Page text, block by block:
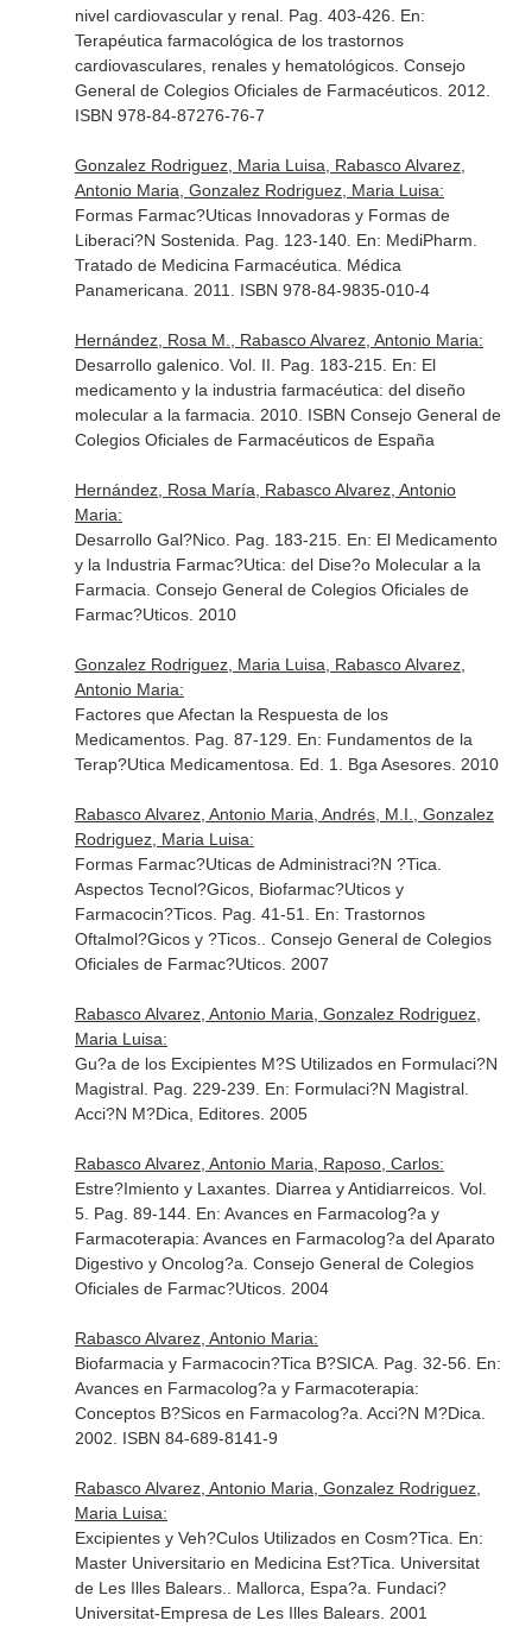
nivel cardiovascular y renal. Pag. 403-426. En:
Terapéutica farmacológica de los trastornos
cardiovasculares, renales y hematológicos. Consejo
General de Colegios Oficiales de Farmacéuticos. 2012.
ISBN 978-84-87276-76-7
Gonzalez Rodriguez, Maria Luisa, Rabasco Alvarez,
Antonio Maria, Gonzalez Rodriguez, Maria Luisa:
Formas Farmac?Uticas Innovadoras y Formas de
Liberaci?N Sostenida. Pag. 123-140. En: MediPharm.
Tratado de Medicina Farmacéutica . Médica
Panamericana. 2011. ISBN 978-84-9835-010-4
Hernández, Rosa M., Rabasco Alvarez, Antonio Maria:
Desarrollo galenico. Vol. II. Pag. 183-215. En: El
medicamento y la industria farmacéutica: del diseño
molecular a la farmacia . 2010. ISBN Consejo General de
Colegios Oficiales de Farmacéuticos de España
Hernández, Rosa María, Rabasco Alvarez, Antonio
Maria:
Desarrollo Gal?Nico. Pag. 183-215. En: El Medicamento
y la Industria Farmac?Utica: del Dise?o Molecular a la
Farmacia . Consejo General de Colegios Oficiales de
Farmac?Uticos. 2010
Gonzalez Rodriguez, Maria Luisa, Rabasco Alvarez,
Antonio Maria:
Factores que Afectan la Respuesta de los
Medicamentos. Pag. 87-129. En: Fundamentos de la
Terap?Utica Medicamentosa . Ed. 1. Bga Asesores. 2010
Rabasco Alvarez, Antonio Maria, Andrés, M.I., Gonzalez
Rodriguez, Maria Luisa:
Formas Farmac?Uticas de Administraci?N ?Tica.
Aspectos Tecnol?Gicos, Biofarmac?Uticos y
Farmacocin?Ticos. Pag. 41-51. En: Trastornos
Oftalmol?Gicos y ?Ticos.
. Consejo General de Colegios
Oficiales de Farmac?Uticos. 2007
Rabasco Alvarez, Antonio Maria, Gonzalez Rodriguez,
Maria Luisa:
Gu?a de los Excipientes M?S Utilizados en Formulaci?N
Magistral. Pag. 229-239. En: Formulaci?N Magistral.
Acci?N M?Dica, Editores. 2005
Rabasco Alvarez, Antonio Maria, Raposo, Carlos:
Estre?Imiento y Laxantes. Diarrea y Antidiarreicos. Vol.
5. Pag. 89-144. En: Avances en Farmacolog?a y
Farmacoterapia: Avances en Farmacolog?a del Aparato
Digestivo y Oncolog?a . Consejo General de Colegios
Oficiales de Farmac?Uticos. 2004
Rabasco Alvarez, Antonio Maria:
Biofarmacia y Farmacocin?Tica B?SICA. Pag. 32-56. En:
Avances en Farmacolog?a y Farmacoterapia:
Conceptos B?Sicos en Farmacolog?a . Acci?N M?Dica.
2002. ISBN 84-689-8141-9
Rabasco Alvarez, Antonio Maria, Gonzalez Rodriguez,
Maria Luisa:
Excipientes y Veh?Culos Utilizados en Cosm?Tica. En:
Master Universitario en Medicina Est?Tica. Universitat
de Les Illes Balears.
. Mallorca, Espa?a. Fundaci?
Universitat-Empresa de Les Illes Balears. 2001